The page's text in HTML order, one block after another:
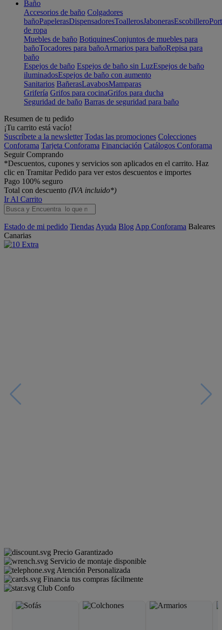
Baño
Accesorios de baño Colgadores
bañoPapelerasDispensadoresToallerosJabonerasEscobillero
de ropa
Muebles de baño BotiquinesConjuntos de muebles para
bañoTocadores para bañoArmarios para bañoRepisa para
baño
Espejos de baño Espejos de baño sin LuzEspejos de baño
iluminadosEspejos de baño con aumento
Sanitarios BañerasLavabosMamparas
Grifería Grifos para cocinaGrifos para ducha
Seguridad de baño Barras de seguridad para baño
Resumen de tu pedido
¡Tu carrito está vacío!
Suscríbete a la newsletter Todas las promociones Colecciones
Conforama Tarjeta Conforama Financiación Catálogos Conforama
Seguir Comprando
*Descuentos, cupones y servicios son aplicados en el carrito. Haz
clic en Tramitar Pedido para ver estos descuentos e importes
Pago 100% seguro
Total con descuento (IVA incluido*)
Ir Al Carrito
Estado de mi pedido Tiendas Ayuda Blog App Conforama Baleares
Canarias
Precio Garantizado
Servicio de montaje disponible
Atención Personalizada
Financia tus compras fácilmente
Club Confo